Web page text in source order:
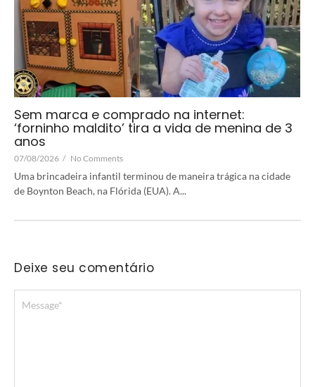
Sem marca e comprado na internet:
‘forninho maldito’ tira a vida de menina de 3
anos
07/08/2026 / No Comments
Uma brincadeira infantil terminou de maneira trágica na cidade
de Boynton Beach, na Flórida (EUA). A...
Deixe seu comentário